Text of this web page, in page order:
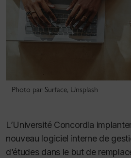
Photo par Surface, Unsplash
L’Université Concordia
nouveau logiciel interne de
d’études dans le but de